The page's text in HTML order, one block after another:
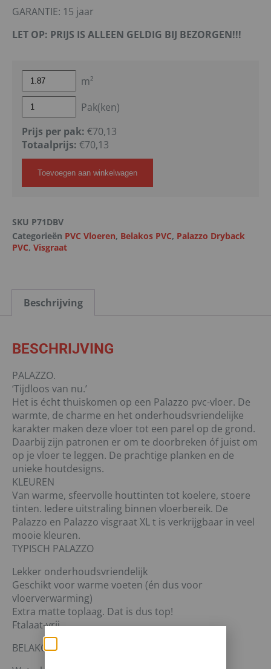
GARANTIE: 15 jaar
LET OP: PRIJS IS ALLEEN GELDIG BIJ BEZORGEN!!!
m²
Pak(ken)
Prijs per pak: €70,13
Totaalprijs: €70,13
Toevoegen aan winkelwagen
SKU P71DBV
Categorieën PVC Vloeren, Belakos PVC, Palazzo Dryback
PVC, Visgraat
Beschrijving
BESCHRIJVING
PALAZZO.
‘Tijdloos van nu.’
Het is écht thuiskomen op een Palazzo pvc-vloer. De
warmte, de charme en het onderhoudsvriendelijke
karakter maken deze vloer tot een parel op de grond.
Daarbij zijn patronen er om te doorbreken óf juist om
op je vloer te leggen. De prachtige planken en de
unieke houtdesigns.
KLEUREN
Van warme, sfeervolle houttinten tot koelere, stoere
tinten. Iedere uitstraling binnen vloerbereik. De
Palazzo en Palazzo visgraat XL t is verkrijgbaar in veel
mooie kleuren.
TYPISCH PALAZZO
Lekker onderhoudsvriendelijk
Geschikt voor warme voeten (én dus voor
vloerverwarming)
Extra matte toplaag. Dat is dus top!
Ftalaat-vrij
BELAKOS PVC-WEETJES.